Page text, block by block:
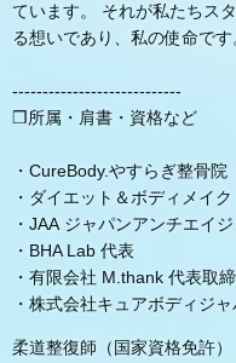
ています。 それが私たちス
る想いであり、私の使命です
----------------------------
❒所属・肩書・資格など
・CureBody.やすらぎ整骨
・ダイエット＆ボディメイ
・JAA ジャパンアンチエイ
・BHA Lab 代表
・有限会社 M.thank 代表取
・株式会社キュアボディジ
柔道整復師（国家資格免許）